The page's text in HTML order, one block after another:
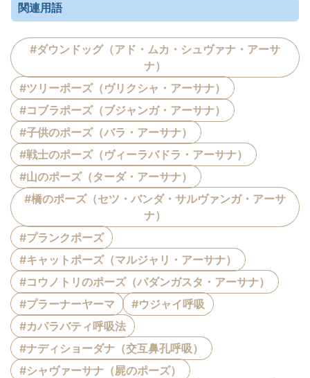
関連用語
#ダウンドッグ（アド・ムカ・シュヴァナ・アーサ
ナ）
#ツリーポーズ（ヴリクシャ・アーサナ）
#コブラポーズ（ブジャンガ・アーサナ）
#子供のポーズ（バラ・アーサナ）
#戦士のポーズ（ヴィーラバドラ・アーサナ）
#山のポーズ（ターダ・アーサナ）
#橋のポーズ（セツ・バンダ・サルヴァンガ・アーサ
ナ）
#プランクポーズ
#キャットポーズ（マルジャリ・アーサナ）
#コウノトリのポーズ（パダンガスタ・アーサナ）
#プラーナーヤーマ
#ウジャイ呼吸
#カパラバティ呼吸法
#ナディショーダナ（交互鼻孔呼吸）
#シャヴァーサナ（屍のポーズ）